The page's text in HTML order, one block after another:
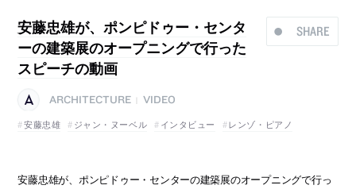
SHARE
安藤忠雄が、ポンピドゥー・センタ
ーの建築展のオープニングで行った
スピーチの動画
ARCHITECTURE
VIDEO
安藤忠雄
ジャン・ヌーベル インタビュー レンゾ・ピアノ
安藤忠雄が、ポンピドゥー・センターの建築展のオープニングで行っ